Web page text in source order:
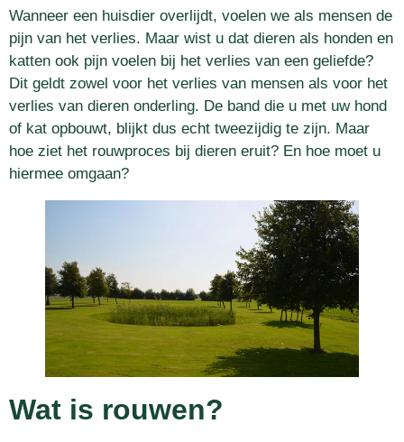
Wanneer een huisdier overlijdt, voelen we als mensen de
pijn van het verlies. Maar wist u dat dieren als honden en
katten ook pijn voelen bij het verlies van een geliefde?
Dit geldt zowel voor het verlies van mensen als voor het
verlies van dieren onderling. De band die u met uw hond
of kat opbouwt, blijkt dus echt tweezijdig te zijn. Maar
hoe ziet het rouwproces bij dieren eruit? En hoe moet u
hiermee omgaan?
Wat is rouwen?